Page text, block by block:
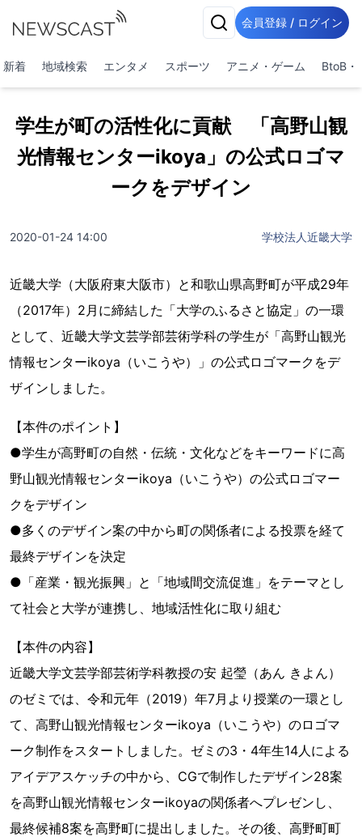
会員登録 / ログイン
新着 地域検索 エンタメ スポーツ アニメ・ゲーム BtoB・
学生が町の活性化に貢献 「高野山観
光情報センターikoya」の公式ロゴマ
ークをデザイン
2020-01-24 14:00 学校法人近畿大学
近畿大学（大阪府東大阪市）と和歌山県高野町が平成29年
（2017年）2月に締結した「大学のふるさと協定」の一環
として、近畿大学文芸学部芸術学科の学生が「高野山観光
情報センターikoya（いこうや）」の公式ロゴマークをデ
ザインしました。
【本件のポイント】
●学生が高野町の自然・伝統・文化などをキーワードに高
野山観光情報センターikoya（いこうや）の公式ロゴマー
クをデザイン
●多くのデザイン案の中から町の関係者による投票を経て
最終デザインを決定
●「産業・観光振興」と「地域間交流促進」をテーマとし
て社会と大学が連携し、地域活性化に取り組む
【本件の内容】
近畿大学文芸学部芸術学科教授の安 起瑩（あん きよん）
のゼミでは、令和元年（2019）年7月より授業の一環とし
て、高野山観光情報センターikoya（いこうや）のロゴマ
ーク制作をスタートしました。ゼミの3・4年生14人による
アイデアスケッチの中から、CGで制作したデザイン28案
を高野山観光情報センターikoyaの関係者へプレゼンし、
最終候補8案を高野町に提出しました。その後、高野町町